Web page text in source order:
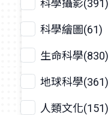
科學攝影(391)
科學繪圖(61)
生命科學(830)
地球科學(361)
人類文化(151)